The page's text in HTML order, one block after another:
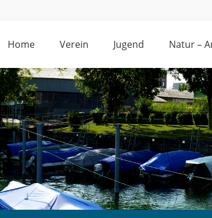
Home Verein Jugend Natur –